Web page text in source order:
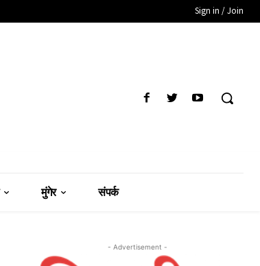
Sign in / Join
मुंगेर संपर्क
- Advertisement -